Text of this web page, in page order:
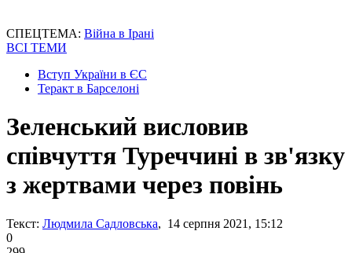
СПЕЦТЕМА: Війна в Ірані
ВСІ ТЕМИ
Вступ України в ЄС
Теракт в Барселоні
Зеленський висловив
співчуття Туреччині в зв'язку
з жертвами через повінь
Текст: Людмила Садловська, 14 серпня 2021, 15:12
0